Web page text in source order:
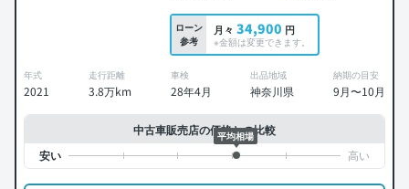
ローン
参考
月々 34,900 円
※金額は変更できます。
年式
2021
走行距離
3.8万km
車検
28年4月
出品地域
神奈川県
納期の目安
9月〜10月
中古車販売店の価格との比較
平均相場